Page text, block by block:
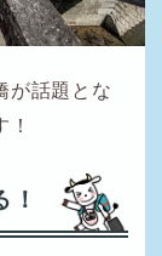
が話題とな